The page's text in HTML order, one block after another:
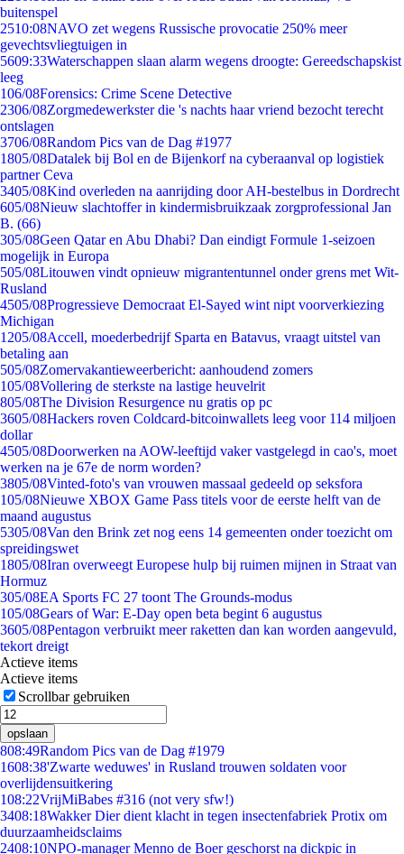
buitenspel
2510:08NAVO zet wegens Russische provocatie 250% meer
gevechtsvliegtuigen in
5609:33Waterschappen slaan alarm wegens droogte: Gereedschapskist
leeg
106/08Forensics: Crime Scene Detective
2306/08Zorgmedewerkster die 's nachts haar vriend bezocht terecht
ontslagen
3706/08Random Pics van de Dag #1977
1805/08Datalek bij Bol en de Bijenkorf na cyberaanval op logistiek
partner Ceva
3405/08Kind overleden na aanrijding door AH-bestelbus in Dordrecht
605/08Nieuw slachtoffer in kindermisbruikzaak zorgprofessional Jan
B. (66)
305/08Geen Qatar en Abu Dhabi? Dan eindigt Formule 1-seizoen
mogelijk in Europa
505/08Litouwen vindt opnieuw migrantentunnel onder grens met Wit-
Rusland
4505/08Progressieve Democraat El-Sayed wint nipt voorverkiezing
Michigan
1205/08Accell, moederbedrijf Sparta en Batavus, vraagt uitstel van
betaling aan
505/08Zomervakantieweerbericht: aanhoudend zomers
105/08Vollering de sterkste na lastige heuvelrit
805/08The Division Resurgence nu gratis op pc
3605/08Hackers roven Coldcard-bitcoinwallets leeg voor 114 miljoen
dollar
4505/08Doorwerken na AOW-leeftijd vaker vastgelegd in cao's, moet
werken na je 67e de norm worden?
3805/08Vinted-foto's van vrouwen massaal gedeeld op seksfora
105/08Nieuwe XBOX Game Pass titels voor de eerste helft van de
maand augustus
5305/08Van den Brink zet nog eens 14 gemeenten onder toezicht om
spreidingswet
1805/08Iran overweegt Europese hulp bij ruimen mijnen in Straat van
Hormuz
305/08EA Sports FC 27 toont The Grounds-modus
105/08Gears of War: E-Day open beta begint 6 augustus
3605/08Pentagon verbruikt meer raketten dan kan worden aangevuld,
tekort dreigt
Actieve items
Actieve items
Scrollbar gebruiken
opslaan
808:49Random Pics van de Dag #1979
1608:38'Zwarte weduwes' in Rusland trouwen soldaten voor
overlijdensuitkering
108:22VrijMiBabes #316 (not very sfw!)
3408:18Wakker Dier dient klacht in tegen insectenfabriek Protix om
duurzaamheidsclaims
2408:10NPO-manager Menno de Boer geschorst na dickpic in